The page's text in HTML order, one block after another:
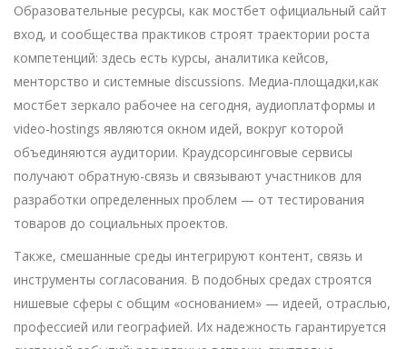
Образовательные ресурсы, как мостбет официальный сайт
вход, и сообщества практиков строят траектории роста
компетенций: здесь есть курсы, аналитика кейсов,
менторство и системные discussions. Медиа-площадки,как
мостбет зеркало рабочее на сегодня, аудиоплатформы и
video-hostings являются окном идей, вокруг которой
объединяются аудитории. Краудсорсинговые сервисы
получают обратную-связь и связывают участников для
разработки определенных проблем — от тестирования
товаров до социальных проектов.
Также, смешанные среды интегрируют контент, связь и
инструменты согласования. В подобных средах строятся
нишевые сферы с общим «основанием» — идеей, отраслью,
профессией или географией. Их надежность гарантируется